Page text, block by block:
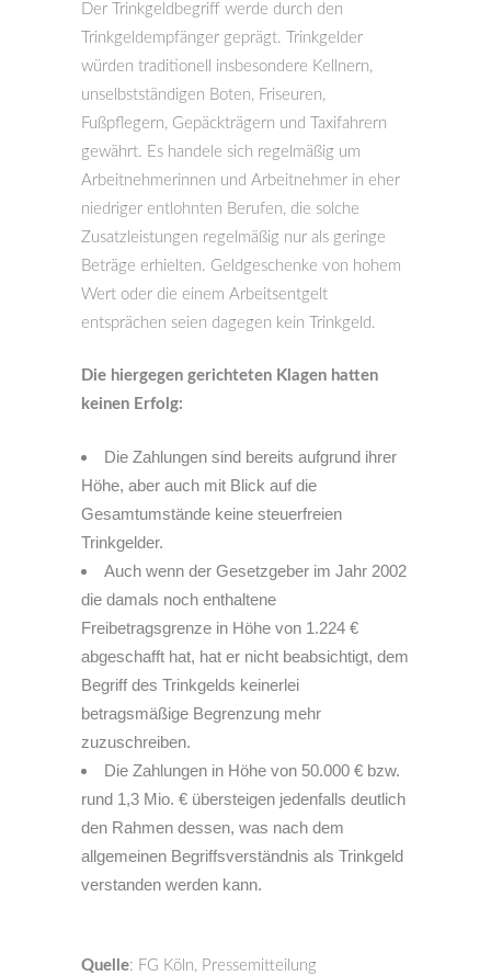
Der Trinkgeldbegriff werde durch den
Trinkgeldempfänger geprägt. Trinkgelder
würden traditionell insbesondere Kellnern,
unselbstständigen Boten, Friseuren,
Fußpflegern, Gepäckträgern und Taxifahrern
gewährt. Es handele sich regelmäßig um
Arbeitnehmerinnen und Arbeitnehmer in eher
niedriger entlohnten Berufen, die solche
Zusatzleistungen regelmäßig nur als geringe
Beträge erhielten. Geldgeschenke von hohem
Wert oder die einem Arbeitsentgelt
entsprächen seien dagegen kein Trinkgeld.
Die hiergegen gerichteten Klagen hatten
keinen Erfolg:
Die Zahlungen sind bereits aufgrund ihrer
Höhe, aber auch mit Blick auf die
Gesamtumstände keine steuerfreien
Trinkgelder.
Auch wenn der Gesetzgeber im Jahr 2002
die damals noch enthaltene
Freibetragsgrenze in Höhe von 1.224 €
abgeschafft hat, hat er nicht beabsichtigt, dem
Begriff des Trinkgelds keinerlei
betragsmäßige Begrenzung mehr
zuzuschreiben.
Die Zahlungen in Höhe von 50.000 € bzw.
rund 1,3 Mio. € übersteigen jedenfalls deutlich
den Rahmen dessen, was nach dem
allgemeinen Begriffsverständnis als Trinkgeld
verstanden werden kann.
Quelle: FG Köln, Pressemitteilung